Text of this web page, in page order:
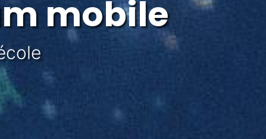
mobile